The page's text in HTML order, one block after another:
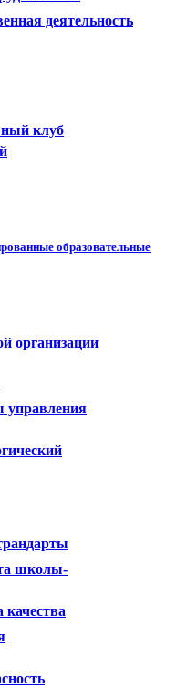
деятельность
клуб
образовательные
организации
управления
школы-
качества